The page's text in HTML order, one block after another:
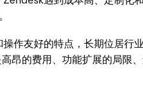
操作友好的特点，长期位居
的费用、功能扩展的局限